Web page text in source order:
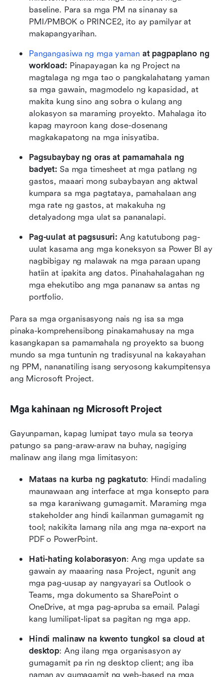
baseline. Para sa mga PM na sinanay sa
PMI/PMBOK o PRINCE2, ito ay pamilyar at
makapangyarihan.
Pangangasiwa ng mga yaman at pagpaplano ng
workload: Pinapayagan ka ng Project na
magtalaga ng mga tao o pangkalahatang yaman
sa mga gawain, magmodelo ng kapasidad, at
makita kung sino ang sobra o kulang ang
alokasyon sa maraming proyekto. Mahalaga ito
kapag mayroon kang dose-dosenang
magkakapatong na mga inisyatiba.
Pagsubaybay ng oras at pamamahala ng
badyet: Sa mga timesheet at mga patlang ng
gastos, maaari mong subaybayan ang aktwal
kumpara sa mga pagtataya, pamahalaan ang
mga rate ng gastos, at makakuha ng
detalyadong mga ulat sa pananalapi.
Pag-uulat at pagsusuri: Ang katutubong pag-
uulat kasama ang mga koneksyon sa Power BI ay
nagbibigay ng malawak na mga paraan upang
hatiin at ipakita ang datos. Pinahahalagahan ng
mga ehekutibo ang mga pananaw sa antas ng
portfolio.
Para sa mga organisasyong nais ng isa sa mga
pinaka-komprehensibong pinakamahusay na mga
kasangkapan sa pamamahala ng proyekto sa buong
mundo sa mga tuntunin ng tradisyunal na kakayahan
ng PPM, nananatiling isang seryosong kakumpitensya
ang Microsoft Project.
Mga kahinaan ng Microsoft Project
Gayunpaman, kapag lumipat tayo mula sa teorya
patungo sa pang-araw-araw na buhay, nagiging
malinaw ang ilang mga limitasyon:
Mataas na kurba ng pagkatuto: Hindi madaling
maunawaan ang interface at mga konsepto para
sa mga karaniwang gumagamit. Maraming mga
stakeholder ang hindi kailanman gumagamit ng
tool; nakikita lamang nila ang mga na-export na
PDF o PowerPoint.
Hati-hating kolaborasyon: Ang mga update sa
gawain ay maaaring nasa Project, ngunit ang
mga pag-uusap ay nangyayari sa Outlook o
Teams, mga dokumento sa SharePoint o
OneDrive, at mga pag-apruba sa email. Palagi
kang lumilipat-lipat sa pagitan ng mga app.
Hindi malinaw na kwento tungkol sa cloud at
desktop: Ang ilang mga organisasyon ay
gumagamit pa rin ng desktop client; ang iba
naman ay gumagamit ng web-based na mga